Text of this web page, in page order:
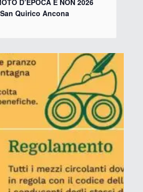
D’EPOCA E NON 2026
Quirico Ancona